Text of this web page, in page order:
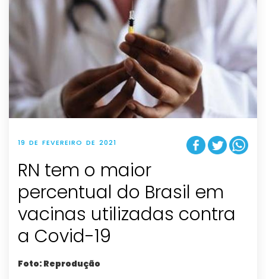
19 DE FEVEREIRO DE 2021
RN tem o maior
percentual do Brasil em
vacinas utilizadas contra
a Covid-19
Foto: Reprodução